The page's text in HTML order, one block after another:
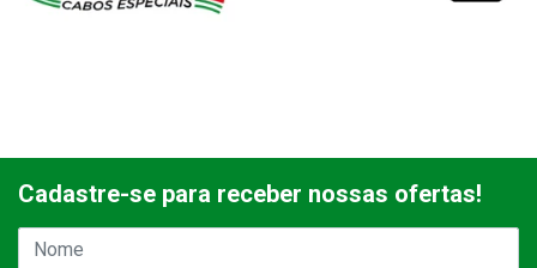
Cadastre-se para receber nossas ofertas!